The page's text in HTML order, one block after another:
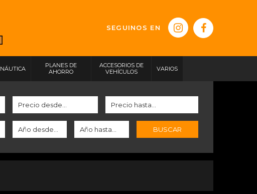
SEGUINOS EN
NÁUTICA
PLANES DE
AHORRO
ACCESORIOS DE
VEHÍCULOS
VARIOS
BUSCAR